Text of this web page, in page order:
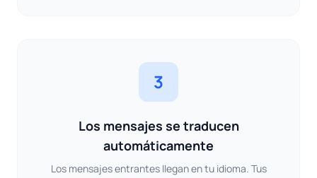
3
Los mensajes se traducen
automáticamente
Los mensajes entrantes llegan en tu idioma. Tus